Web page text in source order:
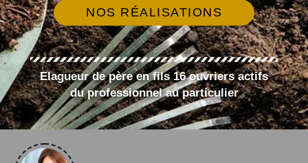
NOS RÉALISATIONS
Elagueur de père en fils 16 ouvriers actifs
du professionnel au particulier